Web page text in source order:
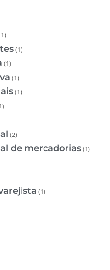
(1)
(1)
(1)
(1)
(2)
de mercadorias(1)
(1)